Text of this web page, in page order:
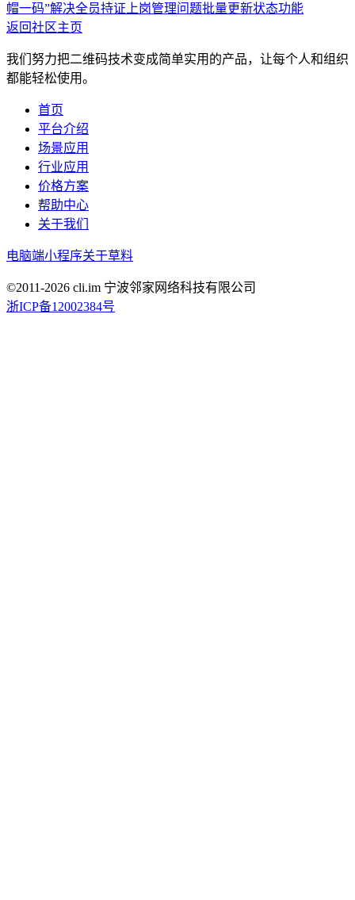
帽一码”解决全员持证上岗管理问题批量更新状态功能
返回社区主页
我们努力把二维码技术变成简单实用的产品，让每个人和组织
都能轻松使用。
首页
平台介绍
场景应用
行业应用
价格方案
帮助中心
关于我们
电脑端小程序关于草料
©2011-2026 cli.im 宁波邻家网络科技有限公司
浙ICP备12002384号